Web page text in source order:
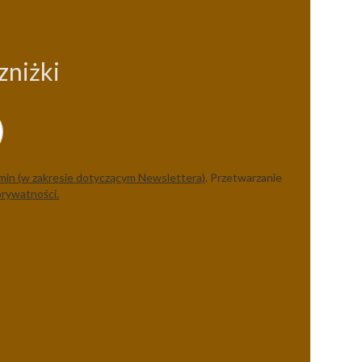
(w zakresie dotyczącym Newslettera). Przetwarzanie